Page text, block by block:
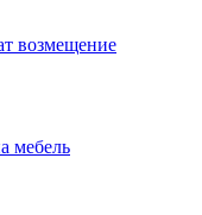
возмещение
мебель